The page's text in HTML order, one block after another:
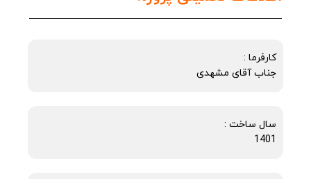
کارفرما :
جناب آقای مشهدی
سال ساخت :
1401